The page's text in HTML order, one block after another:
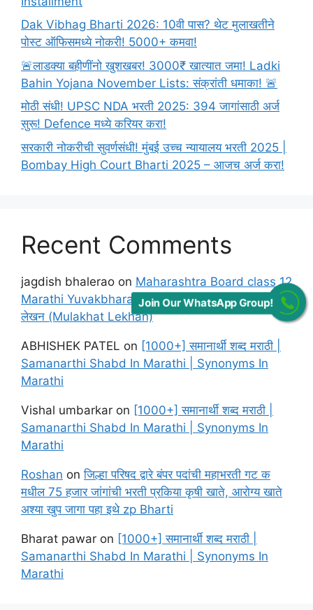
Dak Vibhag Bharti 2026: 10वी पास? थेट मुलाखतीने
पोस्ट ऑफिसमध्ये नोकरी! 5000+ कमवा!
🚨लाडक्या बहीणींनो खुशखबर! 3000₹ खात्यात जमा! Ladki
Bahin Yojana November Lists: संक्रांती धमाका! 🚨
मोठी संधी! UPSC NDA भरती 2025: 394 जागांसाठी अर्ज
सुरू! Defence मध्ये करियर करा!
सरकारी नोकरीची सुवर्णसंधी! मुंबई उच्च न्यायालय भरती 2025 |
Bombay High Court Bharti 2025 – आजच अर्ज करा!
Recent Comments
jagdish bhalerao on Maharashtra Board class 12
Marathi Yuvakbharati Solutions Chapter मुलाखत
लेखन (Mulakhat Lekhan)
ABHISHEK PATEL on [1000+] समानार्थी शब्द मराठी |
Samanarthi Shabd In Marathi | Synonyms In
Marathi
Vishal umbarkar on [1000+] समानार्थी शब्द मराठी |
Samanarthi Shabd In Marathi | Synonyms In
Marathi
Roshan onजिल्हा परिषद द्वारे बंपर पदांची महाभरती गट क
मधील 75 हजार जांगांची भरती प्रकिया कृषी खाते, आरोग्य खाते
अश्या खुप जागा पहा इथे zp Bharti
Bharat pawar on [1000+] समानार्थी शब्द मराठी |
Samanarthi Shabd In Marathi | Synonyms In
Marathi
Join Our WhatsApp Group!